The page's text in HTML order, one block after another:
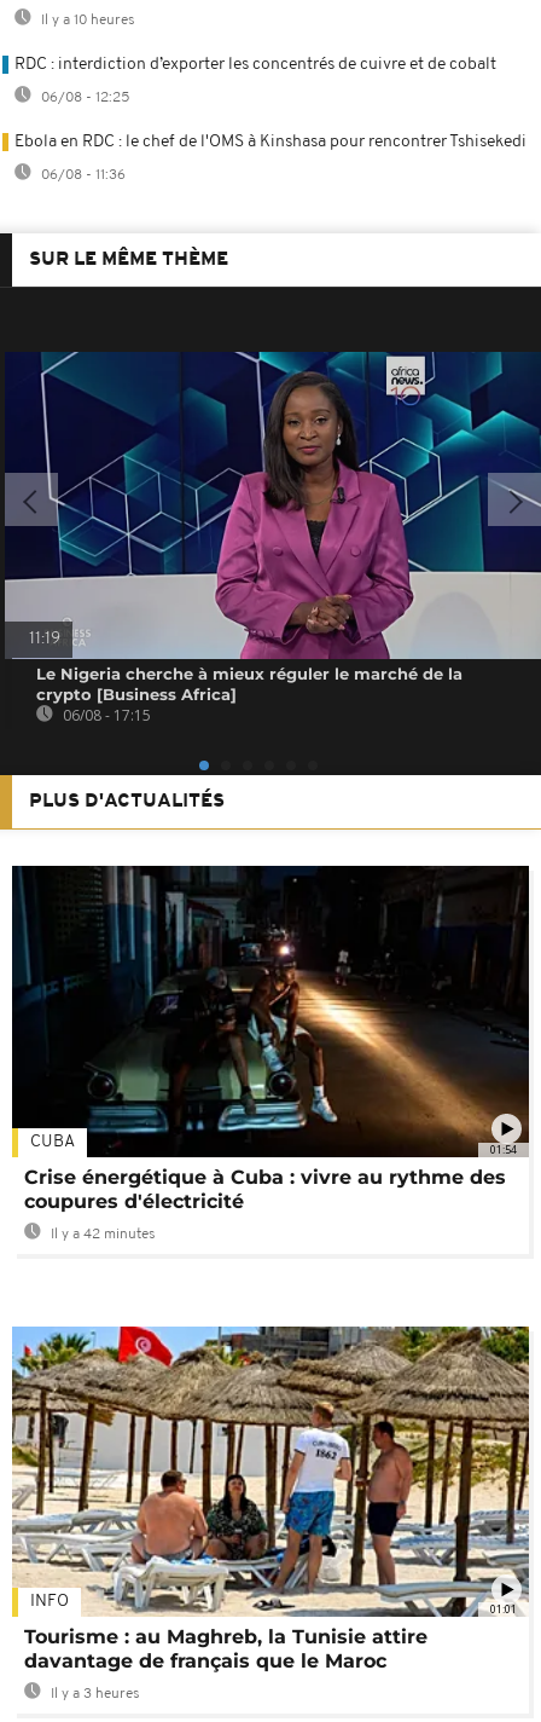
Il y a 10 heures
RDC : interdiction d’exporter les concentrés de cuivre et de cobalt
06/08 - 12:25
Ebola en RDC : le chef de l'OMS à Kinshasa pour rencontrer Tshisekedi
06/08 - 11:36
SUR LE MÊME THÈME
11:19
Le Nigeria cherche à mieux réguler le marché de la
crypto [Business Africa]
06/08 - 17:15
PLUS D'ACTUALITÉS
01:54
CUBA
Crise énergétique à Cuba : vivre au rythme des
coupures d'électricité
Il y a 42 minutes
01:01
INFO
Tourisme : au Maghreb, la Tunisie attire
davantage de français que le Maroc
Il y a 3 heures